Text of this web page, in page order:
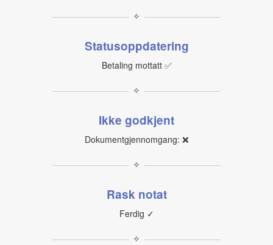
✧
Statusoppdatering
Betaling mottatt ✅
✧
Ikke godkjent
Dokumentgjennomgang: ❌
✧
Rask notat
Ferdig ✓
✧